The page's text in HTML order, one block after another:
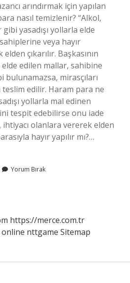
arındırmak için yapılan
nasıl temizlenir? “Alkol,
yasadışı yollarla elde
veya hayır
çıkarılır. Başkasının
elde edilen mallar, sahibine
bulunamazsa, mirasçıları
edilir. Haram para ne
yollarla mal edinen
tespit edebilirse onu iade
olanlara vererek elden
hayır yapılır mı?…
Yorum Bırak
https://merce.com.tr
nttgame Sitemap